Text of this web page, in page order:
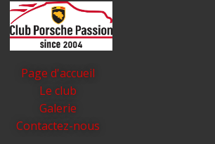
Page d'accueil
Le club
Galerie
Contactez-nous